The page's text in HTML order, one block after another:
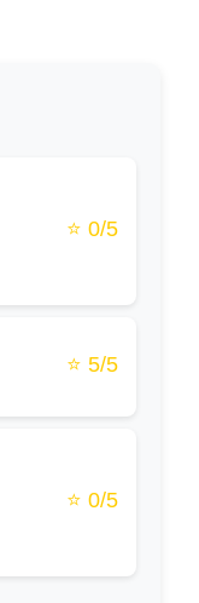
⭐ 0/5
⭐ 5/5
⭐ 0/5